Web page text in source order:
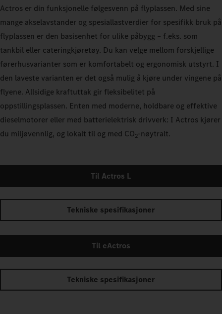
Actros er din funksjonelle følgesvenn på flyplassen. Med sine
mange akselavstander og spesiallastverdier for spesifikk bruk på
flyplassen er den basisenhet for ulike påbygg – f.eks. som
tankbil eller cateringkjøretøy. Du kan velge mellom forskjellige
førerhusvarianter som er komfortabelt og ergonomisk utstyrt. I
den laveste varianten er det også mulig å kjøre under vingene på
flyene. Allsidige kraftuttak gir fleksibelitet på
oppstillingsplassen. Enten med moderne, holdbare og effektive
dieselmotorer eller med batterielektrisk drivverk: I Actros kjører
du miljøvennlig, og lokalt til og med CO2-nøytralt.
Til Actros L
Tekniske spesifikasjoner
Til eActros
Tekniske spesifikasjoner